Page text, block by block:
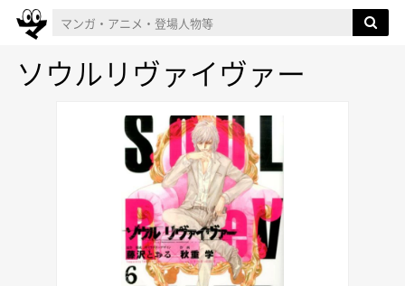
ソウルリヴァイヴァー